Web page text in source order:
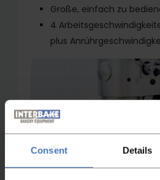
Consent Details
Große, einfach zu
4
plus